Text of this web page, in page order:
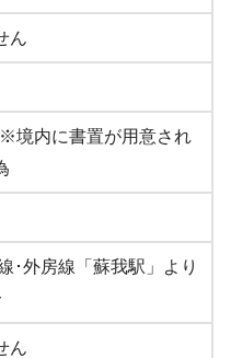
ん
境内に書置が用意され
･外房線「蘇我駅」より
ん